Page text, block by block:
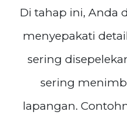
Di tahap ini, Anda
menyepakati
sering
sering
lapangan.